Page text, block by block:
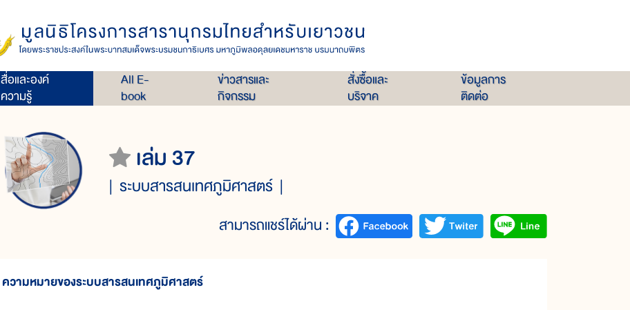
สื่อและองค์
ความรู้
All E-
book
ข่าวสารและ
กิจกรรม
สั่งซื้อและ
บริจาค
ข้อมูลการ
ติดต่อ
เล่ม 37
ระบบสารสนเทศภูมิศาสตร์
สามารถแชร์ได้ผ่าน :
ความหมายของระบบสารสนเทศภูมิศาสตร์